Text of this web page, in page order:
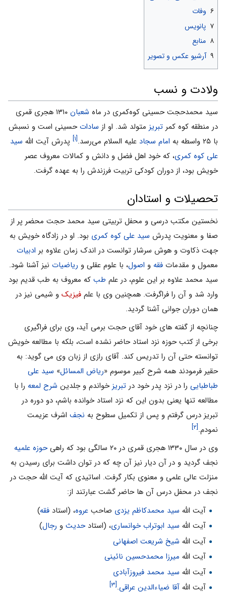
۶ وفات
۷ پانویس
۸ منابع
۹ آرشیو عکس و تصویر
ولادت و نسب
سید محمدحجت حسینی کوه‌کمری در ماه شعبان
۱۳۱۰ هجرى قمرى
در منطقه کوه کمر تبریز متولد شد. او از ساداتحسینى است و نسبش
با ۲۵ واسطه به
امام سجاد علیه السلام می‌رسد.[۱] پدرش آیت الله سید
على کوه کمری، که خود اهل فضل و دانش و کمالات معروف عصر
خویش بود، از دوران کودکى تربیت فرزندش را به عهده گرفت.
تحصیلات و استادان
نخستین مکتب درسى و محفل تربیتى سید محمد حجت محضر پر از
صفا و معنویت پدرش سید على کوه کمری بود. او در زادگاه خویش به
جهت ذکاوت و هوش سرشار توانست در اندک زمان علاوه بر ادبیات
معمول و مقدمات فقه و اصول، با علوم عقلى و ریاضیات نیز آشنا شود.
سید محمد علاوه بر این علوم، در علم طب که معروف به طب قدیم بود
وارد شد و آن را فراگرفت. همچنین وى با علم فیزیک و شیمى نیز در
همان دوران جوانى آشنا گردید.
چنانچه از گفته هاى خود آقاى حجت برمى آید، وى براى فراگیرى
برخى از کتب حوزه نزد استاد حاضر نشده است، بلکه با مطالعه خویش
توانسته حتى آن را تدریس کند. آقاى رازى از زبان وى مى گوید: به
حقیر فرمودند همه شرح کبیر موسوم «ریاض المسائل» سید على
طباطبایی را در نزد پدر خود در تبریزخواندم و جلدین شرح لمعه را با
مطالعه تنها یعنى بدون این که نزد استاد خوانده باشم، دو دوره در
تبریز درس گرفتم و پس از تکمیل سطوح به نجف اشرف عزیمت
نمودم.[۲]
وى در سال ۱۳۳۰ هجرى قمرى در ۲۰ سالگى بود که راهى
حوزه علمیه
نجف گردید و در آن دیار نیز آن چه که در توان داشت براى رسیدن به
منزلت عالى علمى و معنوى بکار گرفت. اساتیدى که آیت الله حجت در
نجف در محفل درس آن ها حاضر گشت عبارتند از:
آیت الله سید محمدکاظم یزدى صاحب عروه، (استاد فقه)
آیت الله سید ابوتراب خوانسارى، (استادحدیثو رجال)
آیت الله شیخ شریعت اصفهانى
آیت الله میرزا محمدحسین نائینى
آیت الله سید محمد فیروزآبادی
آیت الله آقا ضیاءالدین عراقى.[۳]